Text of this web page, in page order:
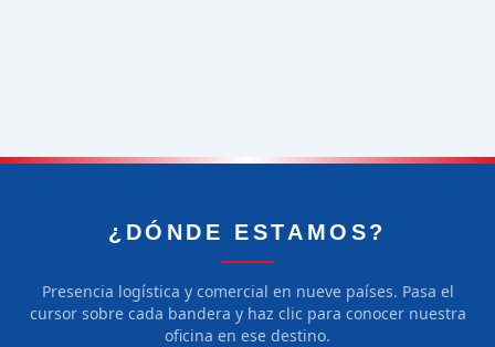
¿DÓNDE ESTAMOS?
Presencia logística y comercial en nueve países. Pasa el
cursor sobre cada bandera y haz clic para conocer nuestra
oficina en ese destino.